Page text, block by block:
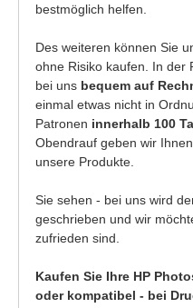
bestmöglich helfen.
Des weiteren können Sie
ohne Risiko kaufen. In der
bei uns bequem auf
einmal etwas nicht in
Patronen innerhalb 100
Obendrauf geben wir
unsere Produkte.
Sie sehen - bei uns wird
geschrieben und wir
zufrieden sind.
Kaufen Sie Ihre HP
oder kompatibel - bei